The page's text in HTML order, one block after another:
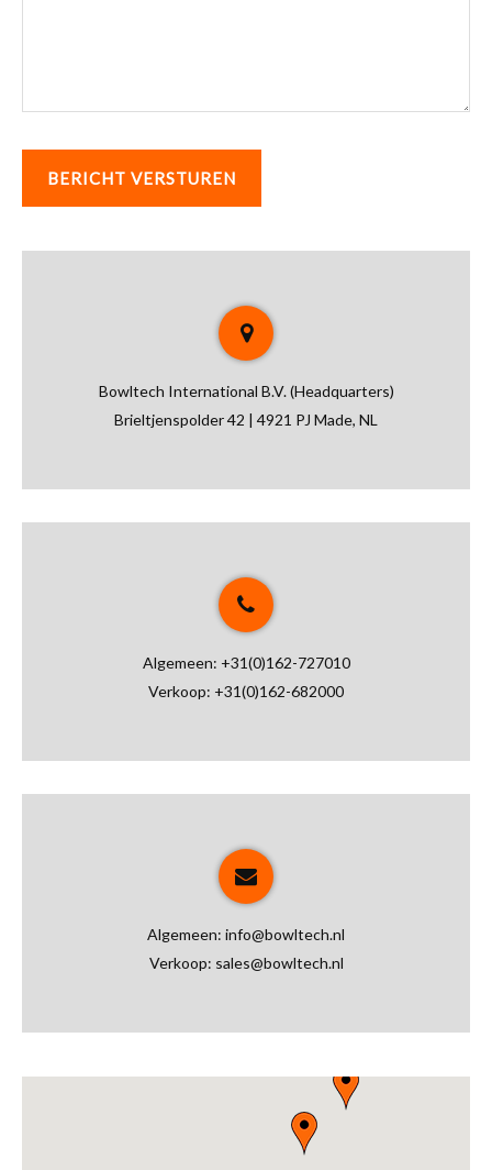
BERICHT VERSTUREN
Bowltech International B.V. (Headquarters)
Brieltjenspolder 42 | 4921 PJ Made, NL
Algemeen: +31(0)162-727010
Verkoop: +31(0)162-682000
Algemeen: info@bowltech.nl
Verkoop: sales@bowltech.nl